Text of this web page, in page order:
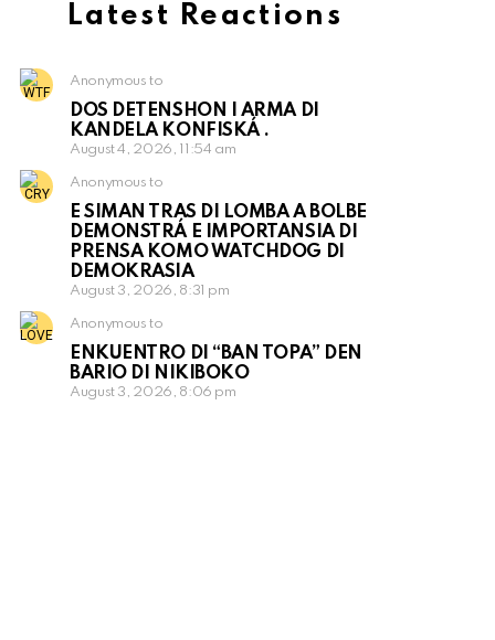
Latest Reactions
Anonymous to
DOS DETENSHON I ARMA DI
KANDELA KONFISKÁ .
August 4, 2026, 11:54 am
Anonymous to
E SIMAN TRAS DI LOMBA A BOLBE
DEMONSTRÁ E IMPORTANSIA DI
PRENSA KOMO WATCHDOG DI
DEMOKRASIA
August 3, 2026, 8:31 pm
Anonymous to
ENKUENTRO DI “BAN TOPA” DEN
BARIO DI NIKIBOKO
August 3, 2026, 8:06 pm